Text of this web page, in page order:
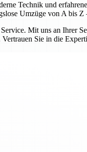
Technik und
Umzüge von A bis Z
Mit uns an Ihrer
Sie in die